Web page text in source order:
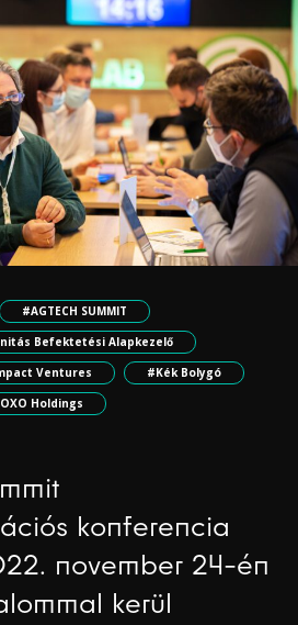
#AGTECH SUMMIT
Befektetési Alapkezelő
Ventures
#Kék Bolygó
Holdings
konferencia
november 24-én
kerül